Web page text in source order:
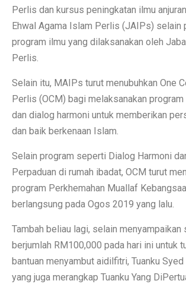
Perlis dan kursus peningkatan ilmu
Ehwal Agama Islam Perlis (JAIPs) selain
program ilmu yang dilaksanakan oleh
Perlis.
Selain itu, MAIPs turut menubuhkan One
Perlis (OCM) bagi melaksanakan
dan dialog harmoni untuk memberikan
dan baik berkenaan Islam.
Selain program seperti Dialog Harmoni
Perpaduan di rumah ibadat, OCM turut
program Perkhemahan Muallaf
berlangsung pada Ogos 2019 yang lalu.
Tambah beliau lagi, selain menyampaikan
berjumlah RM100,000 pada hari ini untuk
bantuan menyambut aidilfitri, Tuanku
yang juga merangkap Tuanku Yang